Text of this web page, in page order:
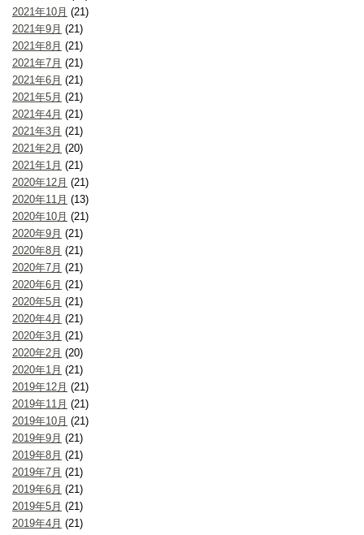
2021年10月 (21)
2021年9月 (21)
2021年8月 (21)
2021年7月 (21)
2021年6月 (21)
2021年5月 (21)
2021年4月 (21)
2021年3月 (21)
2021年2月 (20)
2021年1月 (21)
2020年12月 (21)
2020年11月 (13)
2020年10月 (21)
2020年9月 (21)
2020年8月 (21)
2020年7月 (21)
2020年6月 (21)
2020年5月 (21)
2020年4月 (21)
2020年3月 (21)
2020年2月 (20)
2020年1月 (21)
2019年12月 (21)
2019年11月 (21)
2019年10月 (21)
2019年9月 (21)
2019年8月 (21)
2019年7月 (21)
2019年6月 (21)
2019年5月 (21)
2019年4月 (21)